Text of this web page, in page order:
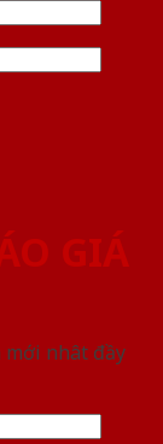
GIÁ
nhât đầy